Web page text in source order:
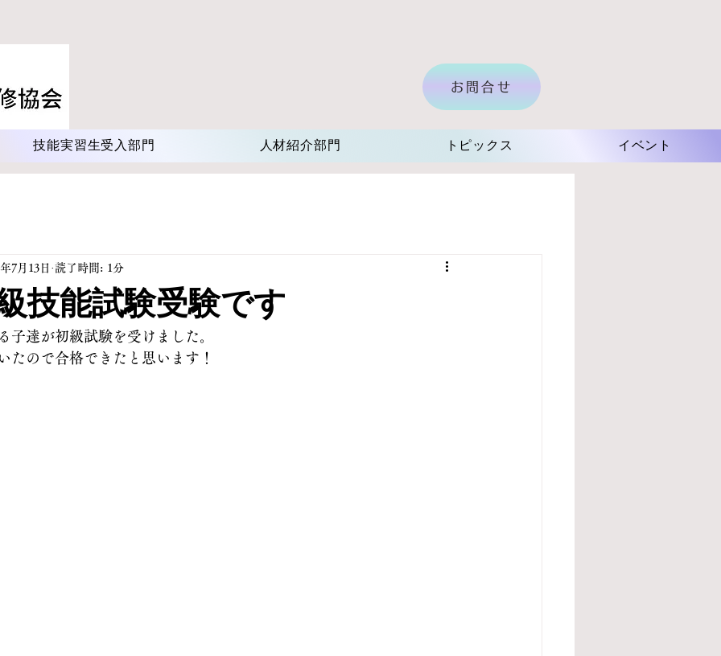
お問合せ
技能実習生受入部門 人材紹介部門 トピックス イベント
技能試験受験です
7月13日 読了時間: 1分
子達が初級試験を受けました。
たので合格できたと思います！